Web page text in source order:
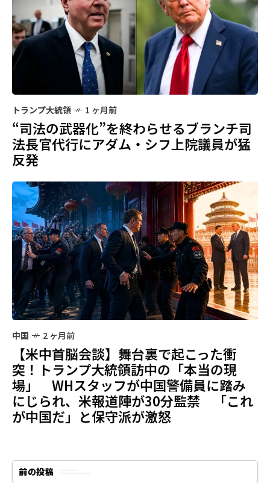
トランプ大統領 1 ヶ月前
“司法の武器化”を終わらせるブランチ司
法長官代行にアダム・シフ上院議員が猛
反発
中国 2 ヶ月前
【米中首脳会談】舞台裏で起こった衝
突！トランプ大統領訪中の「本当の現
場」 WHスタッフが中国警備員に踏み
にじられ、米報道陣が30分監禁 「これ
が中国だ」と保守派が激怒
前の投稿